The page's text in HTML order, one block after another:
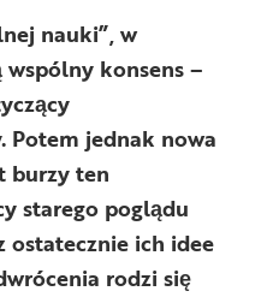
nauki”, w
konsens –
jednak nowa
burzy ten
starego poglądu
ostatecznie ich idee
rodzi się